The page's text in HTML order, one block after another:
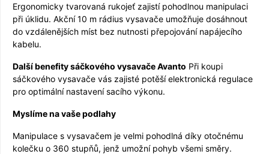
Ergonomicky tvarovaná rukojeť zajistí pohodlnou manipulaci
při úklidu. Akční 10 m rádius vysavače umožňuje dosáhnout
do vzdálenějších míst bez nutnosti přepojování napájecího
kabelu.
Další benefity sáčkového vysavače Avanto Při koupi
sáčkového vysavače vás zajisté potěší elektronická regulace
pro optimální nastavení sacího výkonu.
Myslíme na vaše podlahy
Manipulace s vysavačem je velmi pohodlná díky otočnému
kolečku o 360 stupňů, jenž umožní pohyb všemi směry.